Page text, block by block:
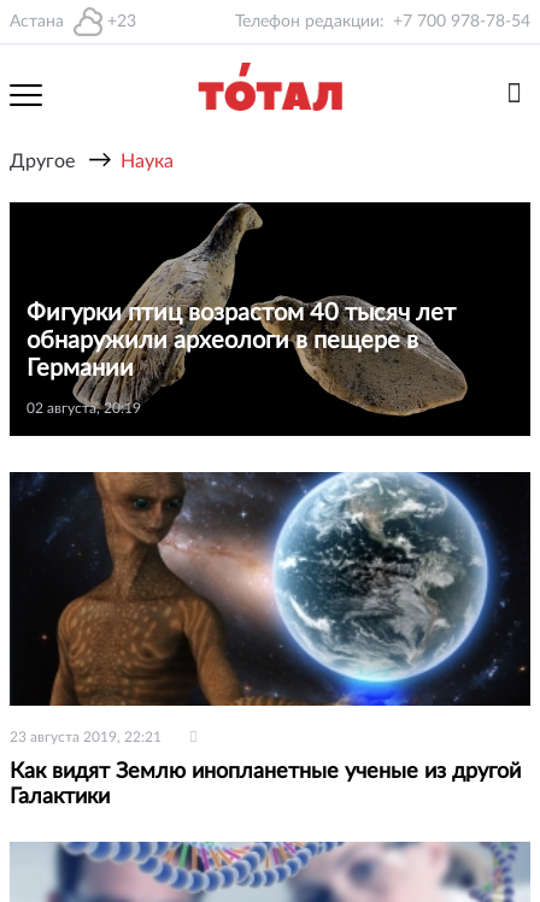
Астана +23 Телефон редакции: +7 700 978-78-54
Другое → Наука
Фигурки птиц возрастом 40 тысяч лет
обнаружили археологи в пещере в
Германии
02 августа, 20:19
23 августа 2019, 22:21
Как видят Землю инопланетные ученые из другой
Галактики